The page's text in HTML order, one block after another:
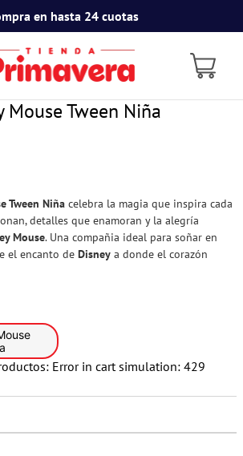
en hasta 24 cuotas
Mouse Tween Niña
Tween Niña celebra la magia que inspira cada
detalles que enamoran y la alegría
Mouse. Una compañia ideal para soñar en
el encanto de Disney a donde el corazón
Error in cart simulation: 429